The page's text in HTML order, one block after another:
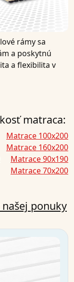
rámy sa
a poskytnú
a flexibilita v
matraca:
Matrace 100x200
Matrace 160x200
Matrace 90x190
Matrace 70x200
ponuky